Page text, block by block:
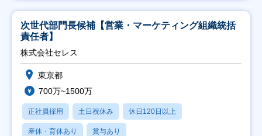
次世代部門長候補【営業・マーケティング組織統括
責任者】
株式会社セレス
東京都
700万~1500万
正社員採用 土日祝休み 休日120日以上
産休・育休あり 賞与あり